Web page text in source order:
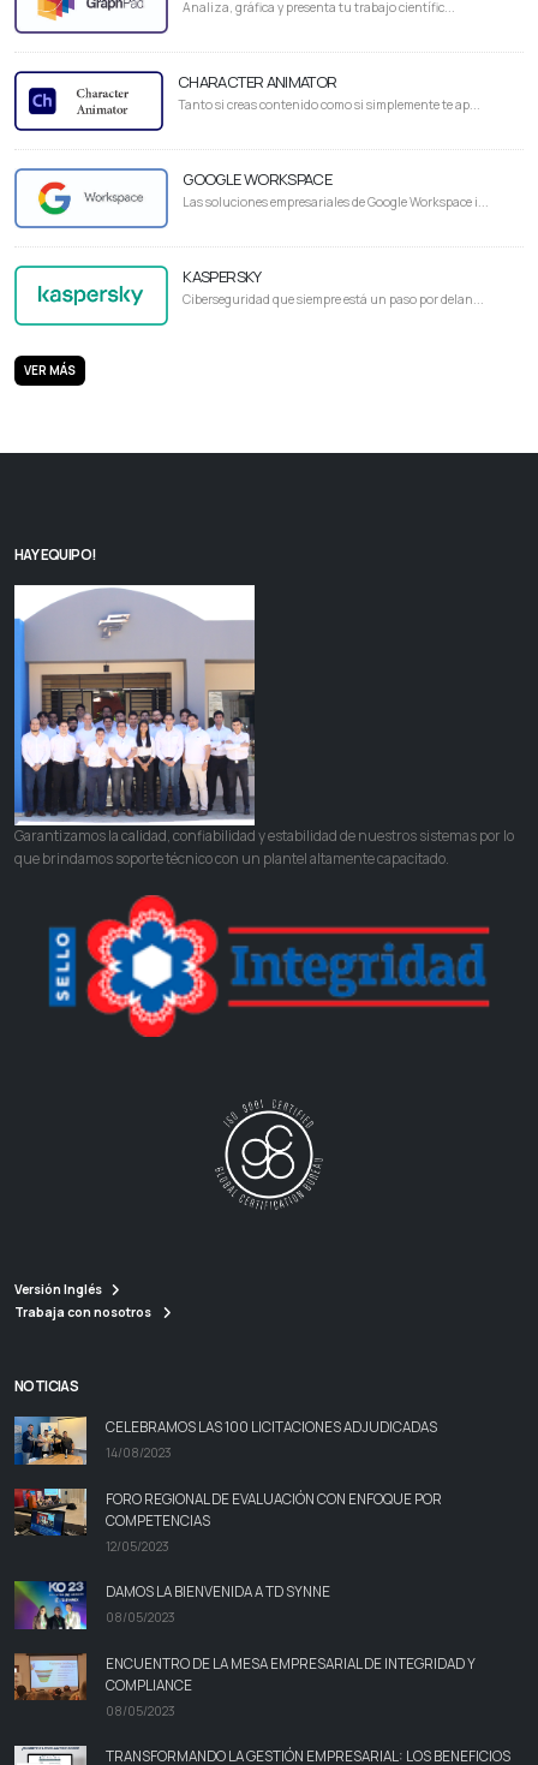
Analiza, gráfica y presenta tu trabajo científic...
CHARACTER ANIMATOR
Tanto si creas contenido como si simplemente te ap...
GOOGLE WORKSPACE
Las soluciones empresariales de Google Workspace i...
KASPERSKY
Ciberseguridad que siempre está un paso por delan...
VER MÁS
HAY EQUIPO!
Garantizamos la calidad, confiabilidad y estabilidad de nuestros sistemas por lo
que brindamos soporte técnico con un plantel altamente capacitado.
Versión Inglés
Trabaja con nosotros
NOTICIAS
CELEBRAMOS LAS 100 LICITACIONES ADJUDICADAS
14/08/2023
FORO REGIONAL DE EVALUACIÓN CON ENFOQUE POR
COMPETENCIAS
12/05/2023
DAMOS LA BIENVENIDA A TD SYNNE
08/05/2023
ENCUENTRO DE LA MESA EMPRESARIAL DE INTEGRIDAD Y
COMPLIANCE
08/05/2023
TRANSFORMANDO LA GESTIÓN EMPRESARIAL: LOS BENEFICIOS